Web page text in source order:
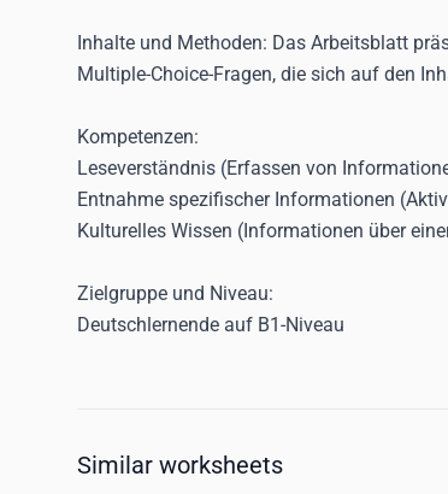
Inhalte und Methoden: Das Arbeitsblatt
Multiple-Choice-Fragen, die sich auf den
Kompetenzen:
Leseverständnis (Erfassen von
Entnahme spezifischer Informationen
Kulturelles Wissen (Informationen über
Zielgruppe und Niveau:
Deutschlernende auf B1-Niveau
Similar worksheets